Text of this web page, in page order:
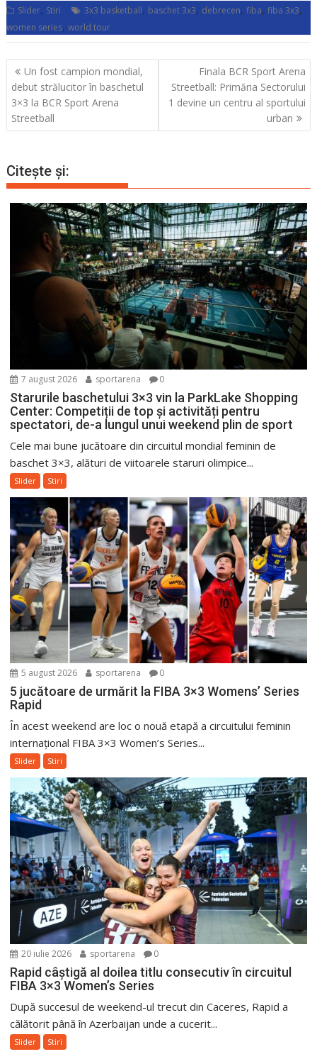
Slider, Stiri 3x3 basketball, baschet 3x3, debrecen,fiba,fiba 3x3,
women series,world tour
Navigare
în
articole
Un fost campion mondial,
debut strălucitor în baschetul
3×3 la BCR Sport Arena
Streetball
Finala BCR Sport Arena
Streetball: Primăria Sectorului
1 devine un centru al sportului
urban
Citește și:
7 august 2026 sportarena 0
Starurile baschetului 3×3 vin la ParkLake Shopping
Center: Competiții de top și activități pentru
spectatori, de-a lungul unui weekend plin de sport
Cele mai bune jucătoare din circuitul mondial feminin de
baschet 3×3, alături de viitoarele staruri olimpice...
Slider Stiri
5 august 2026 sportarena 0
5 jucătoare de urmărit la FIBA 3×3 Womens’ Series
Rapid
În acest weekend are loc o nouă etapă a circuitului feminin
internațional FIBA 3×3 Women’s Series...
Slider Stiri
20 iulie 2026 sportarena 0
Rapid câștigă al doilea titlu consecutiv în circuitul
FIBA 3×3 Women’s Series
După succesul de weekend-ul trecut din Caceres, Rapid a
călătorit până în Azerbaijan unde a cucerit...
Slider Stiri